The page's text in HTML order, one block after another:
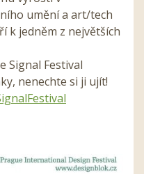
umění a art/tech
k jedněm z největších
Signal Festival
nenechte si ji ujít!